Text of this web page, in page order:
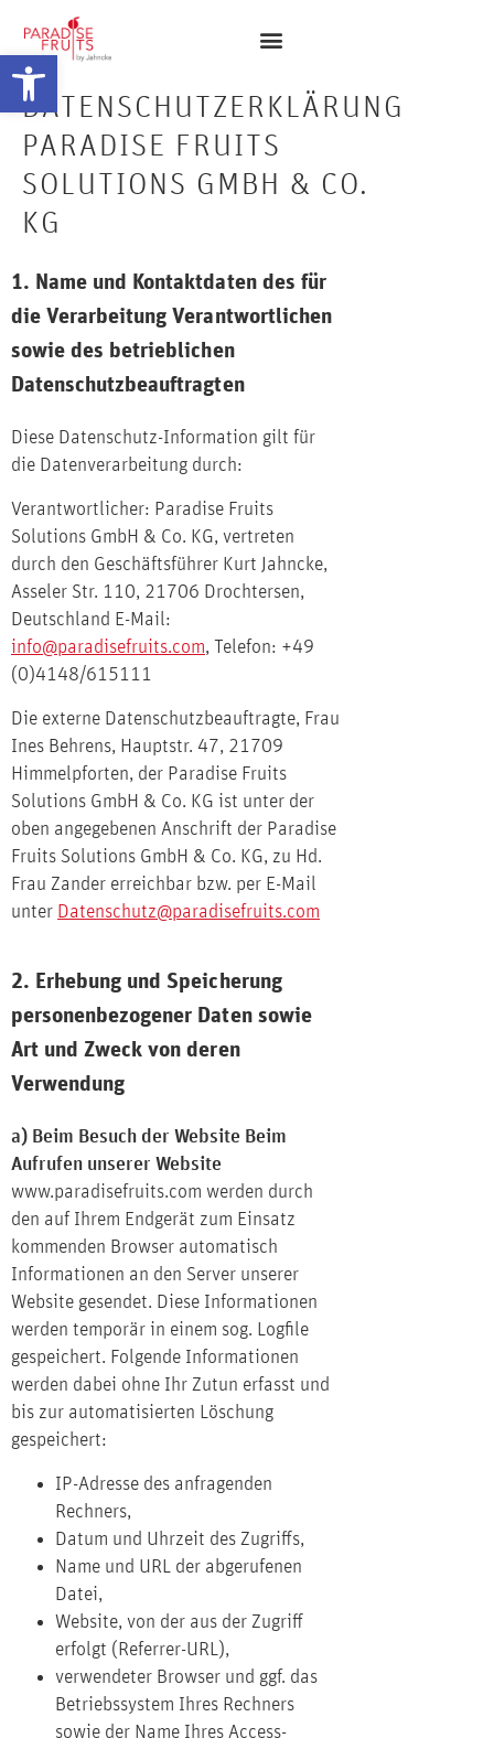
Werkzeugleiste öffnen
DATENSCHUTZERKLÄRUNG
PARADISE FRUITS
SOLUTIONS GMBH & CO.
KG
1. Name und Kontaktdaten des für
die Verarbeitung Verantwortlichen
sowie des betrieblichen
Datenschutzbeauftragten
Diese Datenschutz-Information gilt für
die Datenverarbeitung durch:
Verantwortlicher: Paradise Fruits
Solutions GmbH & Co. KG, vertreten
durch den Geschäftsführer Kurt Jahncke,
Asseler Str. 110, 21706 Drochtersen,
Deutschland E-Mail:
info@paradisefruits.com, Telefon: +49
(0)4148/615111
Die externe Datenschutzbeauftragte, Frau
Ines Behrens, Hauptstr. 47, 21709
Himmelpforten, der Paradise Fruits
Solutions GmbH & Co. KG ist unter der
oben angegebenen Anschrift der Paradise
Fruits Solutions GmbH & Co. KG, zu Hd.
Frau Zander erreichbar bzw. per E-Mail
unter Datenschutz@paradisefruits.com
2. Erhebung und Speicherung
personenbezogener Daten sowie
Art und Zweck von deren
Verwendung
a) Beim Besuch der Website Beim
Aufrufen unserer Website
www.paradisefruits.com werden durch
den auf Ihrem Endgerät zum Einsatz
kommenden Browser automatisch
Informationen an den Server unserer
Website gesendet. Diese Informationen
werden temporär in einem sog. Logfile
gespeichert. Folgende Informationen
werden dabei ohne Ihr Zutun erfasst und
bis zur automatisierten Löschung
gespeichert:
IP-Adresse des anfragenden
Rechners,
Datum und Uhrzeit des Zugriffs,
Name und URL der abgerufenen
Datei,
Website, von der aus der Zugriff
erfolgt (Referrer-URL),
verwendeter Browser und ggf. das
Betriebssystem Ihres Rechners
sowie der Name Ihres Access-